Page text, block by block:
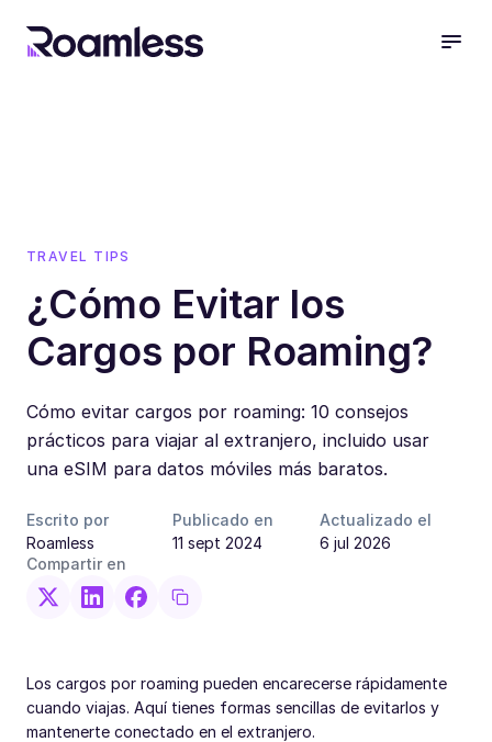
TRAVEL TIPS
¿Cómo Evitar los
Cargos por Roaming?
Cómo evitar cargos por roaming: 10 consejos
prácticos para viajar al extranjero, incluido usar
una eSIM para datos móviles más baratos.
Escrito por
Roamless
Publicado en
11 sept 2024
Actualizado el
6 jul 2026
Compartir en
Los cargos por roaming pueden encarecerse rápidamente
cuando viajas. Aquí tienes formas sencillas de evitarlos y
mantenerte conectado en el extranjero.